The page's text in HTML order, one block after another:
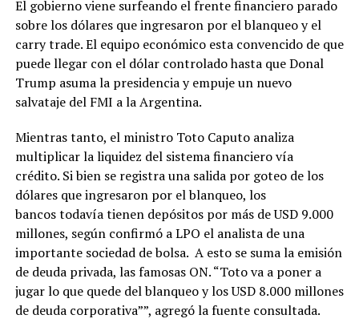
El gobierno viene surfeando el frente financiero parado
sobre los dólares que ingresaron por el blanqueo y el
carry trade. El equipo económico esta convencido de que
puede llegar con el dólar controlado hasta que Donal
Trump asuma la presidencia y empuje un nuevo
salvataje del FMI a la Argentina.
Mientras tanto, el ministro Toto Caputo analiza
multiplicar la liquidez del sistema financiero vía
crédito. Si bien se registra una salida por goteo de los
dólares que ingresaron por el blanqueo, los
bancos todavía tienen depósitos por más de USD 9.000
millones, según confirmó a LPO el analista de una
importante sociedad de bolsa. A esto se suma la emisión
de deuda privada, las famosas ON. “Toto va a poner a
jugar lo que quede del blanqueo y los USD 8.000 millones
de deuda corporativa””, agregó la fuente consultada.